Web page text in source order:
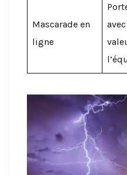
Mascarade en
ligne